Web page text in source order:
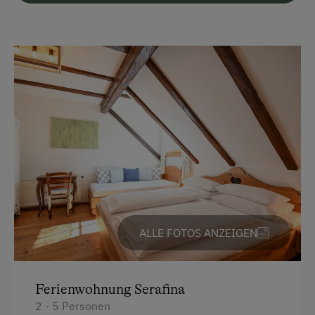
Ferienhaus am Bergbauernhof
Hütte ist wintertauglich
Am Betrieb
Hausgarten
Hofeigene Produkte
Kinder-Ausstattung
Spielzeug
ALLE FOTOS ANZEIGEN
Ferienwohnung Serafina
2 - 5 Personen